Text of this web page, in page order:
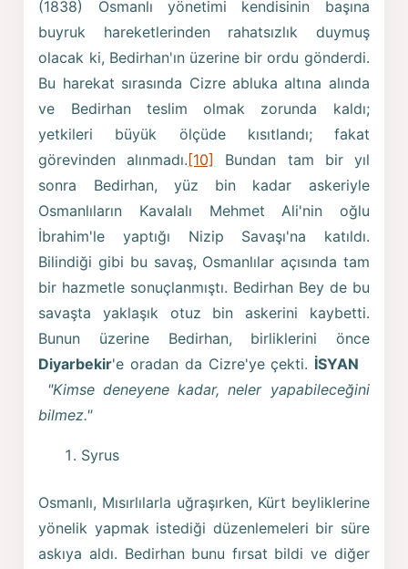
(1838) Osmanlı yönetimi kendisinin başına
buyruk hareketlerinden rahatsızlık duymuş
olacak ki, Bedirhan'ın üzerine bir ordu gönderdi.
Bu harekat sırasında Cizre abluka altına alında
ve Bedirhan teslim olmak zorunda kaldı;
yetkileri büyük ölçüde kısıtlandı; fakat
görevinden alınmadı. [10]
Bundan tam bir yıl
sonra Bedirhan, yüz bin kadar askeriyle
Osmanlıların Kavalalı Mehmet Ali'nin oğlu
İbrahim'le yaptığı Nizip Savaşı'na katıldı.
Bilindiği gibi bu savaş, Osmanlılar açısında tam
bir hazmetle sonuçlanmıştı. Bedirhan Bey de bu
savaşta yaklaşık otuz bin askerini kaybetti.
Bunun üzerine Bedirhan, birliklerini önce
Diyarbekir'e oradan da Cizre'ye çekti. İSYAN
"Kimse deneyene kadar, neler yapabileceğini
bilmez."
Syrus
Osmanlı, Mısırlılarla uğraşırken, Kürt beyliklerine
yönelik yapmak istediği düzenlemeleri bir süre
askıya aldı. Bedirhan bunu fırsat bildi ve diğer